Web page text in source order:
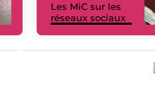
Les MiC sur les
réseaux sociaux